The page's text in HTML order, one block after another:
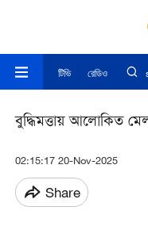
টিভি রেডিও
বুদ্ধিমত্তায় আলোকিত
02:15:17 20-Nov-2025
Share